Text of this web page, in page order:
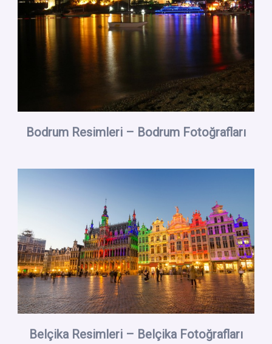
Bodrum Resimleri – Bodrum Fotoğrafları
Belçika Resimleri – Belçika Fotoğrafları